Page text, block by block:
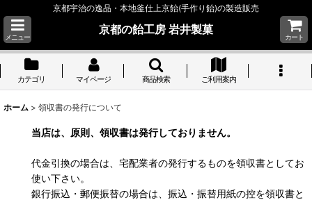
京都宇治の逸品・本地釜仕上京飴(手作り飴)の製造販売
メニュー
京都の飴工房 岩井製菓
カート
カテゴリ マイページ 商品検索 ご利用案内
ホーム > 領収書の発行について
当店は、原則、領収書は発行しておりません。
代金引換の場合は、宅配業者の発行するものを領収書としてお
使い下さい。
銀行振込・郵便振替の場合は、振込・振替用紙の控を領収書と